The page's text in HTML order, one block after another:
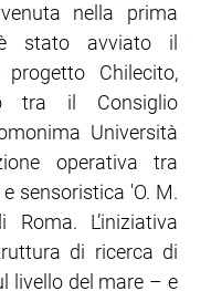
nella prima
stato avviato il
Chilecito,
tra il Consiglio
Università
operativa tra
sensoristica 'O. M.
L’iniziativa
di ricerca di
livello del mare – e